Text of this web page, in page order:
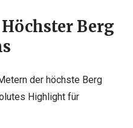
Berg
der höchste Berg
Highlight für